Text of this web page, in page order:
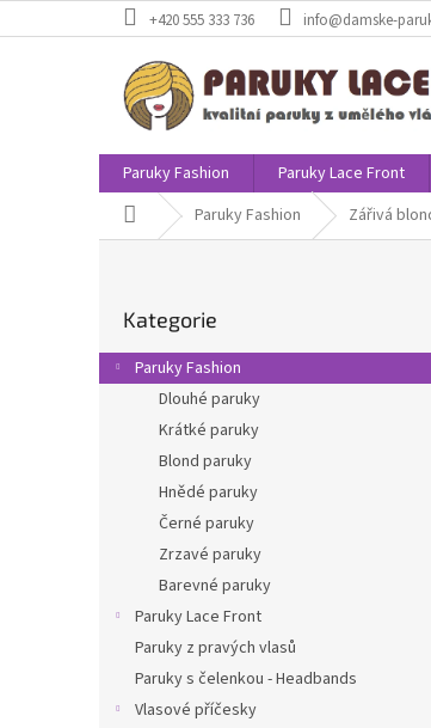
na
+420 555 333 736 info@damske-
Paruky Fashion Paruky Lace Front
Domů Paruky Fashion Zářivá
r
a
kategorie
Kategorie
Paruky Fashion
Dlouhé paruky
Krátké paruky
Blond paruky
Hnědé paruky
Černé paruky
Zrzavé paruky
Barevné paruky
Paruky Lace Front
Paruky z pravých vlasů
Paruky s čelenkou - Headbands
Vlasové příčesky